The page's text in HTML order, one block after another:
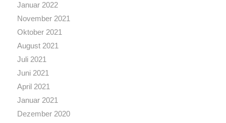
Januar 2022
November 2021
Oktober 2021
August 2021
Juli 2021
Juni 2021
April 2021
Januar 2021
Dezember 2020